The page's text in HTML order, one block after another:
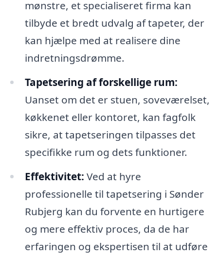
mønstre, et specialiseret firma kan
tilbyde et bredt udvalg af tapeter, der
kan hjælpe med at realisere dine
indretningsdrømme.
Tapetsering af forskellige rum:
Uanset om det er stuen, soveværelset,
køkkenet eller kontoret, kan fagfolk
sikre, at tapetseringen tilpasses det
specifikke rum og dets funktioner.
Effektivitet: Ved at hyre
professionelle til tapetsering i Sønder
Rubjerg kan du forvente en hurtigere
og mere effektiv proces, da de har
erfaringen og ekspertisen til at udføre